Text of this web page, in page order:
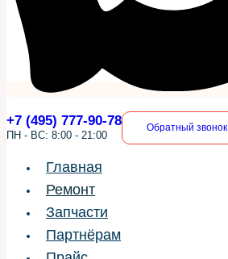
+7 (495) 777-90-78
ПН - ВС: 8:00 - 21:00
Обратный звонок
Главная
Ремонт
Запчасти
Партнёрам